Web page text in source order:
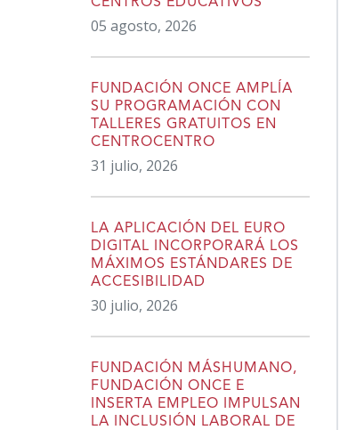
05 agosto, 2026
FUNDACIÓN ONCE AMPLÍA
SU PROGRAMACIÓN CON
TALLERES GRATUITOS EN
CENTROCENTRO
31 julio, 2026
LA APLICACIÓN DEL EURO
DIGITAL INCORPORARÁ LOS
MÁXIMOS ESTÁNDARES DE
ACCESIBILIDAD
30 julio, 2026
FUNDACIÓN MÁSHUMANO,
FUNDACIÓN ONCE E
INSERTA EMPLEO IMPULSAN
LA INCLUSIÓN LABORAL DE